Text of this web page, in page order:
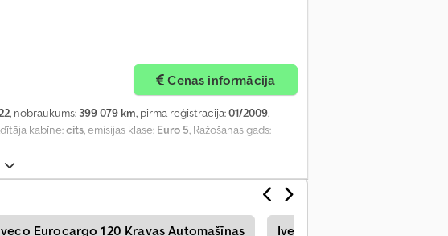
Cenas informācija
, nobraukums: 399 079 km, pirmā reģistrācija:01/2009,
kabīne:cits, emisijas klase: Euro 5, Ražošanas gads:
Eurocargo 120 Kravas Automašīnas Iveco Eurocargo 120